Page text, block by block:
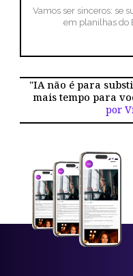
Vamos ser sinceros: se
em planilhas do
"IA não é para
mais tempo para
por